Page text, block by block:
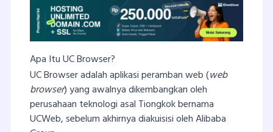
Apa Itu UC Browser?
UC Browser adalah aplikasi peramban web (web
browser) yang awalnya dikembangkan oleh
perusahaan teknologi asal Tiongkok bernama
UCWeb, sebelum akhirnya diakuisisi oleh Alibaba